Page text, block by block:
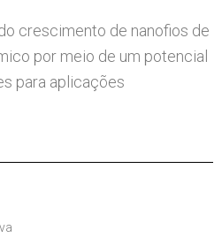
crescimento de nanofios de
por meio de um potencial
para aplicações